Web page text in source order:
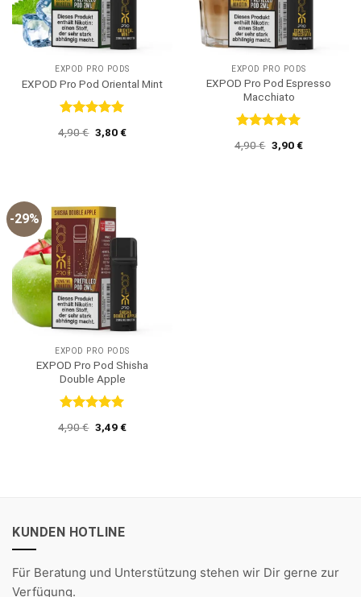
EXPOD PRO PODS
EXPOD Pro Pod Oriental Mint
mit 5 von
4,90€ Ursprünglicher
Preis
3,80€Aktueller
EXPOD PRO PODS
EXPOD Pro Pod Espresso
Macchiato
Bewertet
mit 5 von
4,90€ Ursprünglicher
Preis
3,90€Aktueller
-29%
EXPOD PRO PODS
EXPOD Pro Pod Shisha
Double Apple
mit 5 von
4,90€ Ursprünglicher
Preis
3,49€Aktueller
KUNDEN HOTLINE
Für Beratung und Unterstützung stehen wir Dir gerne zur
Verfügung.